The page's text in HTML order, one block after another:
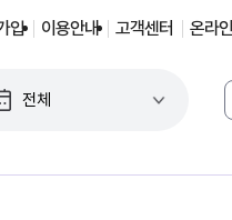
입 이용안내 고객센터 온라